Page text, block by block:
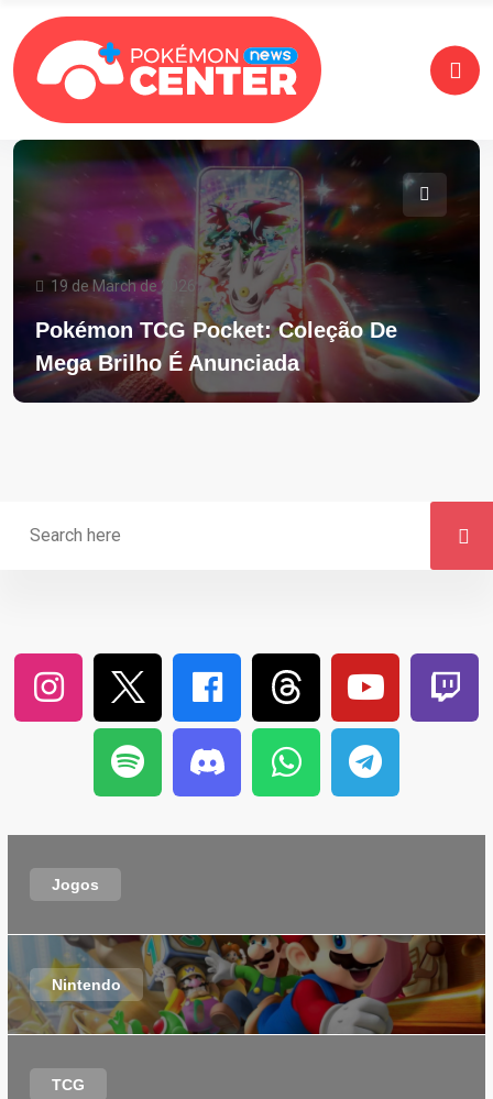
19 de March de 2026
Pokémon TCG Pocket: Coleção De
Mega Brilho É Anunciada
Jogos
Nintendo
TCG